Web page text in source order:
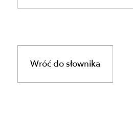
Wróć do słownika